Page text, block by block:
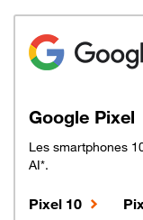
Google Pixel
Les smartphones
AI*.
Pixel 10